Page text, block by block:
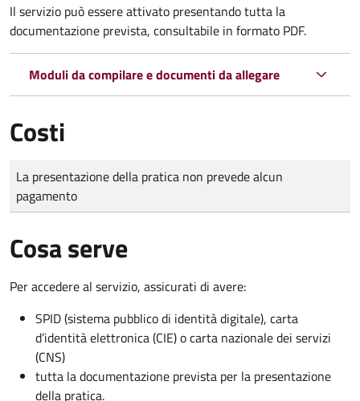
Il servizio può essere attivato presentando tutta la
documentazione prevista, consultabile in formato PDF.
Moduli da compilare e documenti da allegare
Costi
Tipo di pagamento
Importo
La presentazione della pratica non prevede alcun
pagamento
Cosa serve
Per accedere al servizio, assicurati di avere:
SPID (sistema pubblico di identità digitale), carta
d’identità elettronica (CIE) o carta nazionale dei servizi
(CNS)
tutta la documentazione prevista per la presentazione
della pratica.